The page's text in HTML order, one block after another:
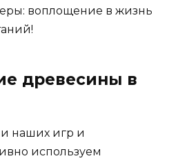
воплощение в жизнь
древесины в
наших игр и
используем